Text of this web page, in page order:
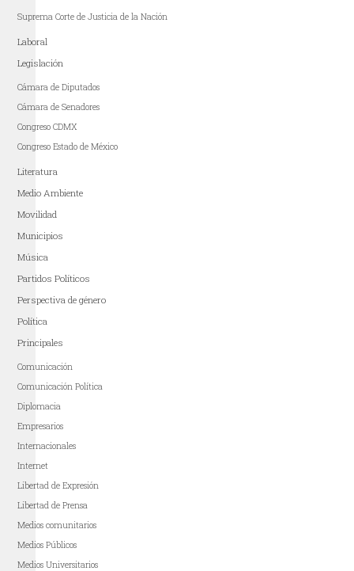
Suprema Corte de Justicia de la Nación
Laboral
Legislación
Cámara de Diputados
Cámara de Senadores
Congreso CDMX
Congreso Estado de México
Literatura
Medio Ambiente
Movilidad
Municipios
Música
Partidos Políticos
Perspectiva de género
Política
Principales
Comunicación
Comunicación Política
Diplomacia
Empresarios
Internacionales
Internet
Libertad de Expresión
Libertad de Prensa
Medios comunitarios
Medios Públicos
Medios Universitarios